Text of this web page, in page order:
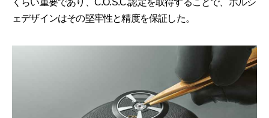
くらい重要であり、C.O.S.C.認定を取得することで、ポルシ
ェデザインはその堅牢性と精度を保証した。